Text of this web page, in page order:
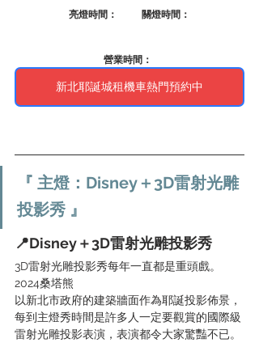
亮燈時間：          關燈時間：
營業時間：
新北耶誕城租機車熱門預約中
『 主燈：Disney＋3D雷射光雕
投影秀 』
📍Disney＋3D雷射光雕投影秀
3D雷射光雕投影秀每年一直都是重頭戲。
2024桑塔熊
以新北市政府的建築牆面作為耶誕投影佈景，
每到主燈秀時間是許多人一定要觀賞的國際級
雷射光雕投影表演，表演都令大家驚豔不已。